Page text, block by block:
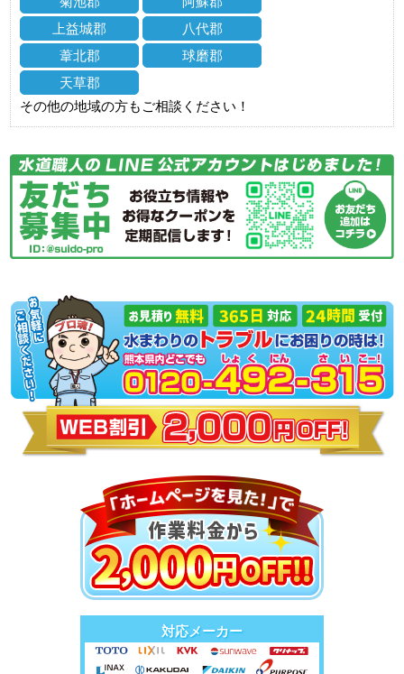
上益城郡
八代郡
葦北郡
球磨郡
天草郡
その他の地域の方もご相談ください！
対応メーカー